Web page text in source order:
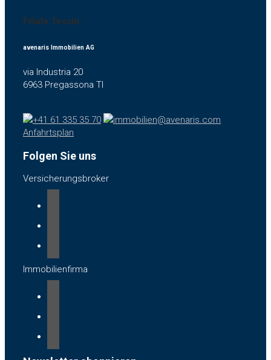
Filiale Tessin:
avenaris Immobilien AG
via Industria 20
6963 Pregassona TI
+41 61 335 35 70
immobilien@avenaris.com
Anfahrtsplan
Folgen Sie uns
Versicherungsbroker
Immobilienfirma